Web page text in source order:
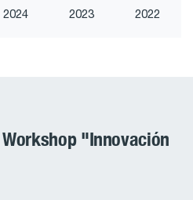
2024 2023 2022
"Innovación